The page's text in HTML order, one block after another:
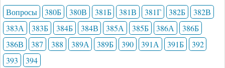
Вопросы 380Б 380В 381Б 381В 381Г 382Б
382В
383А
383Б 384Б 384В 385А 385Б 386А
386Б
386В
387 388 389А 389Б 390 391А 391Б
392
393
394